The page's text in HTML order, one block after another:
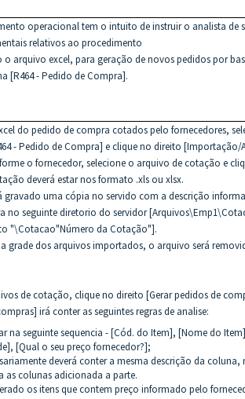
operacional tem o intuito de instruir o analista de
relativos ao procedimento
arquivo excel, para geração de novos pedidos por
[R464 - Pedido de Compra].
do pedido de compra cotados pelo fornecedores,
- Pedido de Compra] e clique no direito [Importação/
o fornecedor, selecione o arquivo de cotação e
deverá estar nos formato .xls ou xlsx.
gravado uma cópia no servido com a descrição
no seguinte diretorio do servidor
"\Cotacao"Número da Cotação"].
grade dos arquivos importados, o arquivo será
de cotação, clique no direito [Gerar pedidos de
irá conter as seguintes regras de analise:
na seguinte sequencia - [Cód. do Item], [Nome do
[Qual o seu preço fornecedor?];
deverá conter a mesma descrição da coluna,
as colunas adicionada a parte.
os itens que contem preço informado pelo